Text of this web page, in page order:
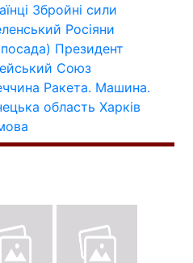
Збройні сили
Росіяни
Президент
Союз
Ракета. Машина.
область Харків